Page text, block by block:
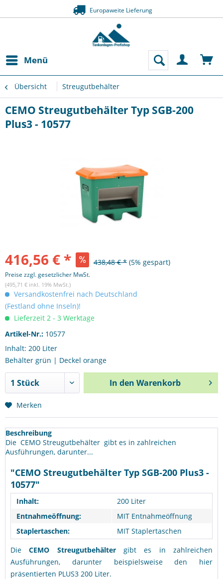
Europaweite Lieferung
Menü
Übersicht Streugutbehälter
CEMO Streugutbehälter Typ SGB-200
Plus3 - 10577
416,56 € * 438,48 € * (5% gespart)
Preise zzgl. gesetzlicher MwSt.
(495,71 € inkl. 19% MwSt.)
Versandkostenfrei nach Deutschland
(Festland ohne Inseln)!
Lieferzeit 2 - 3 Werktage
Artikel-Nr.: 10577
Inhalt: 200 Liter
Behälter grün | Deckel orange
In den Warenkorb
Merken
Beschreibung
Die CEMO Streugutbehälter gibt es in zahlreichen
Ausführungen, darunter...
"CEMO Streugutbehälter Typ SGB-200 Plus3 -
10577"
Inhalt:
200 Liter
Entnahmeöffnung:
MIT Entnahmeöffnung
Staplertaschen:
MIT Staplertaschen
DieCEMO Streugutbehältergibt es in zahlreichen
Ausführungen, darunter beispielsweise den hier
präsentierten PLUS3 200 Liter.